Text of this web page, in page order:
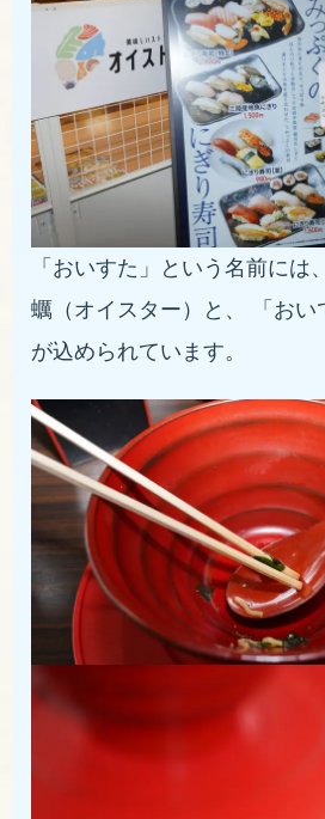
「おいすた」という名前には
蠣（オイスター）と、 「おい
が込められています。